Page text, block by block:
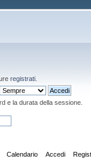
registrati
e la durata della sessione.
Calendario Accedi